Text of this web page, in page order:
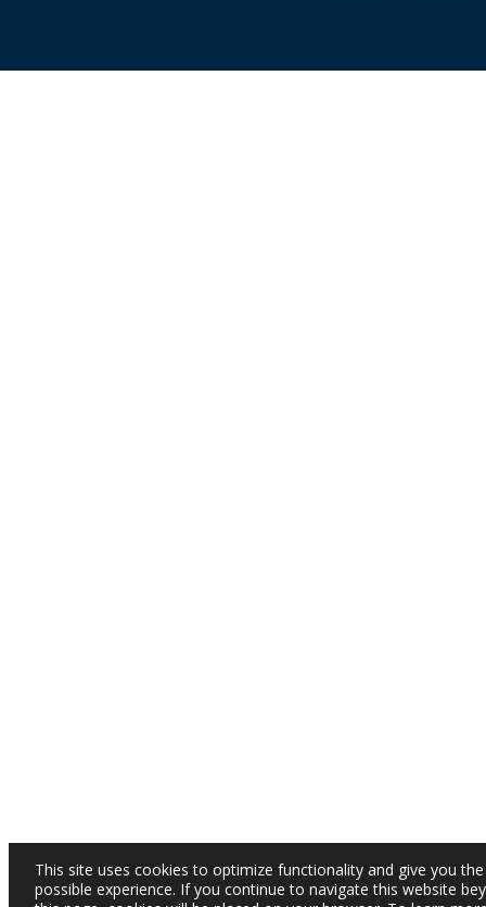
This site uses cookies to optimize functionality and give you
possible experience. If you continue to navigate this website